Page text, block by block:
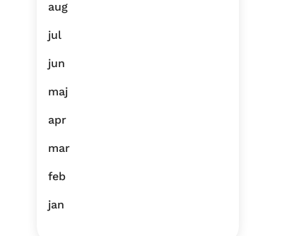
aug
jul
jun
maj
apr
mar
feb
jan